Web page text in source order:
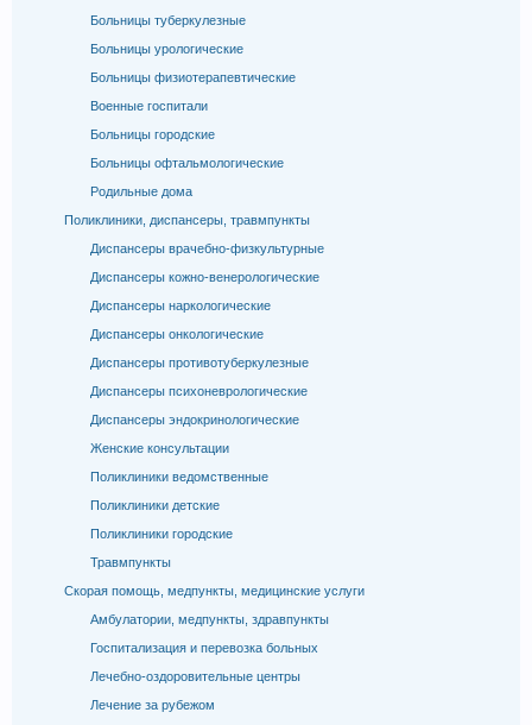
Больницы туберкулезные
Больницы урологические
Больницы физиотерапевтические
Военные госпитали
Больницы городские
Больницы офтальмологические
Родильные дома
Поликлиники, диспансеры, травмпункты
Диспансеры врачебно-физкультурные
Диспансеры кожно-венерологические
Диспансеры наркологические
Диспансеры онкологические
Диспансеры противотуберкулезные
Диспансеры психоневрологические
Диспансеры эндокринологические
Женские консультации
Поликлиники ведомственные
Поликлиники детские
Поликлиники городские
Травмпункты
Скорая помощь, медпункты, медицинские услуги
Амбулатории, медпункты, здравпункты
Госпитализация и перевозка больных
Лечебно-оздоровительные центры
Лечение за рубежом